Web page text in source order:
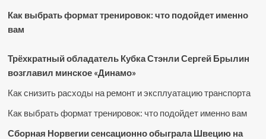
Как выбрать формат тренировок: что подойдет именно
вам
Трёхкратный обладатель Кубка Стэнли Сергей Брылин
возглавил минское «Динамо»
Как снизить расходы на ремонт и эксплуатацию транспорта
Как выбрать формат тренировок: что подойдет именно вам
Сборная Норвегии сенсационно обыграла Швецию на